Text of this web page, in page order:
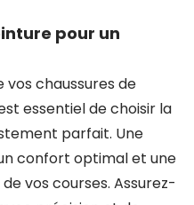
pour un
chaussures de
essentiel de choisir la
parfait. Une
confort optimal et une
vos courses. Assurez-